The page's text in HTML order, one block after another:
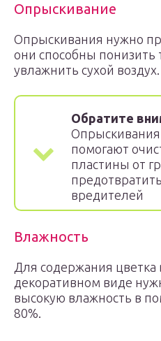
Опрыскивание
Опрыскивания нужно
они способны понизить
увлажнить сухой воздух.
Обратите
помогают
пластины от
вредителей
Влажность
Для содержания цветка
декоративном виде
высокую влажность в
80%.